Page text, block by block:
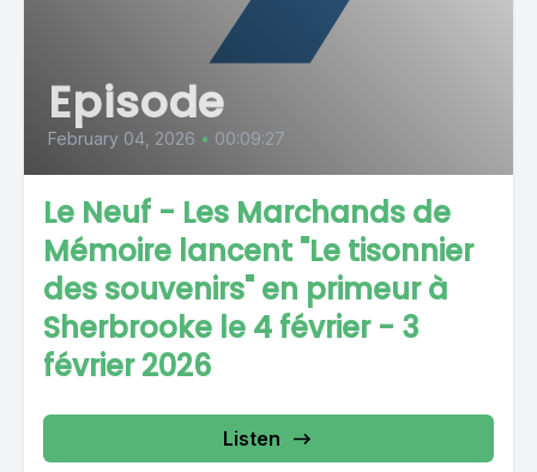
Episode
February 04, 2026 • 00:09:27
Le Neuf - Les Marchands de
Mémoire lancent "Le tisonnier
des souvenirs" en primeur à
Sherbrooke le 4 février - 3
février 2026
Listen